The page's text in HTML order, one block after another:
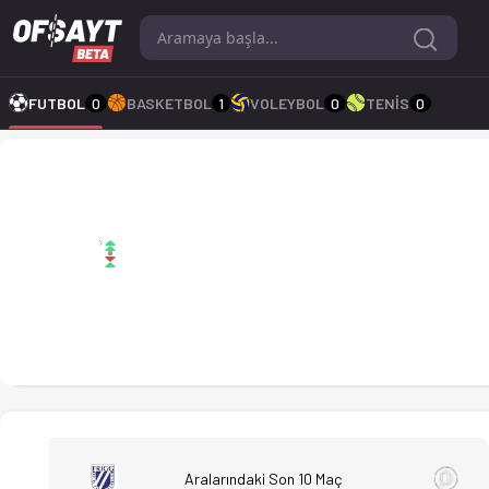
Frigg - Gamle Oslo FK 9-3 bitti. Gol anları, kadro,
FUTBOL 0 BASKETBOL 1 VOLEYBOL 0 TENİS 0
Frigg 9-3 Gamle Oslo FK
Aralarındaki Son 10 Maç